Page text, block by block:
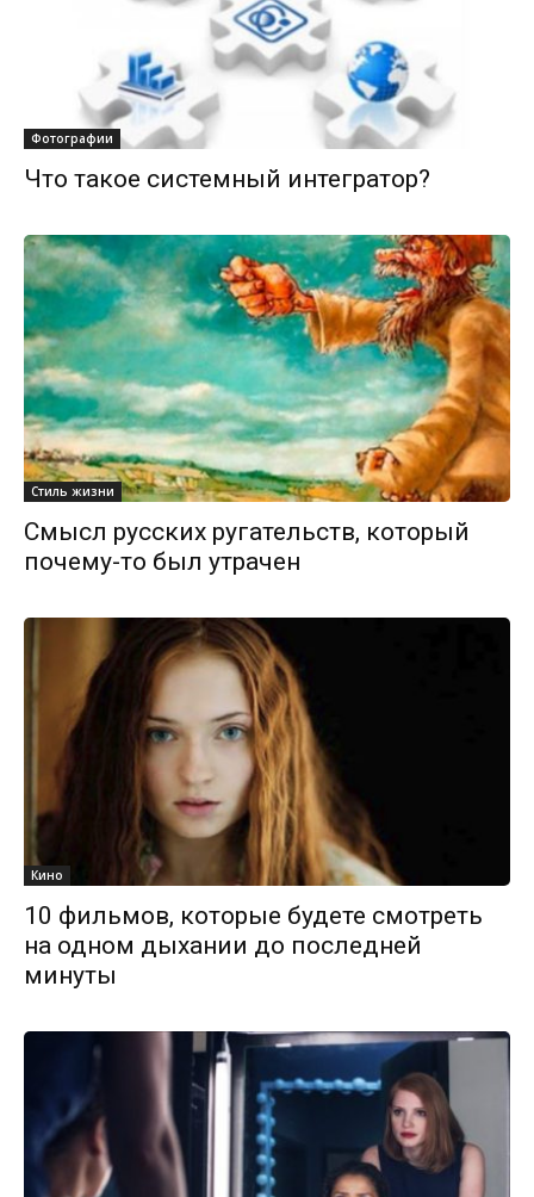
Фотографии
Что такое системный интегратор?
Стиль жизни
Смысл русских ругательств, который
почему-то был утрачен
Кино
10 фильмов, которые будете смотреть
на одном дыхании до последней
минуты